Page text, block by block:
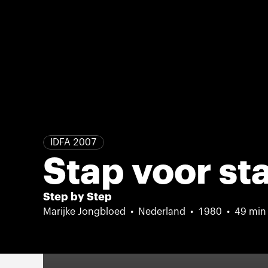
IDFA 2007
Stap voor
Step by Step
Marijke Jongbloed Nederland 1980 49 min